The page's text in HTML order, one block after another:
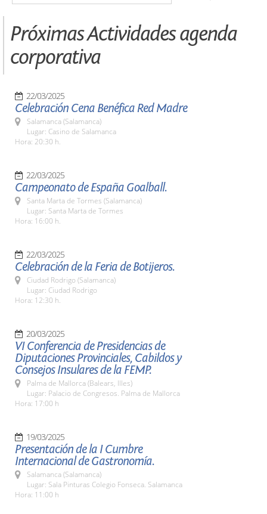
Próximas Actividades agenda
corporativa
22/03/2025
Celebración Cena Benéfica Red Madre
Salamanca (Salamanca)
Lugar: Casino de Salamanca
Hora: 20:30 h.
22/03/2025
Campeonato de España Goalball.
Santa Marta de Tormes (Salamanca)
Lugar: Santa Marta de Tormes
Hora: 16:00 h.
22/03/2025
Celebración de la Feria de Botijeros.
Ciudad Rodrigo (Salamanca)
Lugar: Ciudad Rodrigo
Hora: 12:30 h.
20/03/2025
VI Conferencia de Presidencias de
Diputaciones Provinciales, Cabildos y
Consejos Insulares de la FEMP.
Palma de Mallorca (Balears, Illes)
Lugar: Palacio de Congresos. Palma de Mallorca
Hora: 17:00 h
19/03/2025
Presentación de la I Cumbre
Internacional de Gastronomía.
Salamanca (Salamanca)
Lugar: Sala Pinturas Colegio Fonseca. Salamanca
Hora: 11:00 h